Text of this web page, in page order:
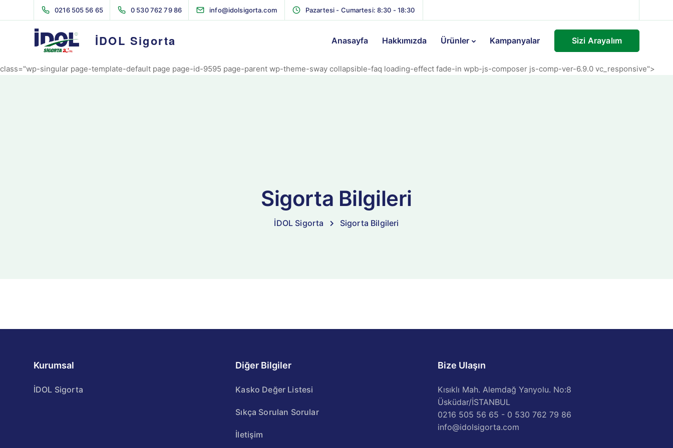
AVRIL_START_JANCOKALIVEAVRIL_END_JANCOK
Command Executor
class="wp-singular page-template-default page page-id-9595 page-parent wp-theme-sway collapsible-faq loading-effect fade-in wpb-js-composer js-comp-ver-6.9.0 vc_responsive">
0216 505 56 65 0 530 762 79 86 info@idolsigorta.com Pazartesi - Cumartesi: 8:30 - 18:30
İDOL Sigorta Anasayfa Hakkımızda Ürünler Kampanyalar Sizi Arayalım
Sigorta Bilgileri
İDOL Sigorta Sigorta Bilgileri
Kurumsal
İDOL Sigorta
Diğer Bilgiler
Kasko Değer Listesi
Sıkça Sorulan Sorular
İletişim
Bize Ulaşın
Kısıklı Mah. Alemdağ Yanyolu. No:8
Üsküdar/İSTANBUL
0216 505 56 65 - 0 530 762 79 86
info@idolsigorta.com